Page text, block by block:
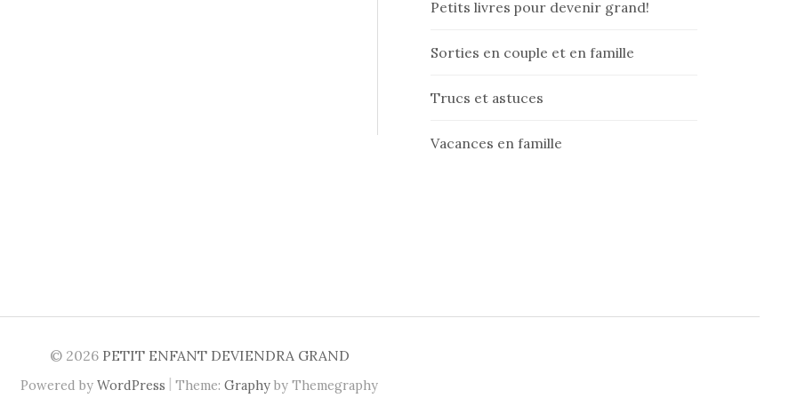
Petits livres pour devenir grand!
Sorties en couple et en famille
Trucs et astuces
Vacances en famille
© 2026 PETIT ENFANT DEVIENDRA GRAND
Powered by WordPress | Theme: Graphy by Themegraphy